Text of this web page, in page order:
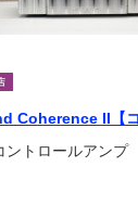
Coherence II【
ントロールアンプ